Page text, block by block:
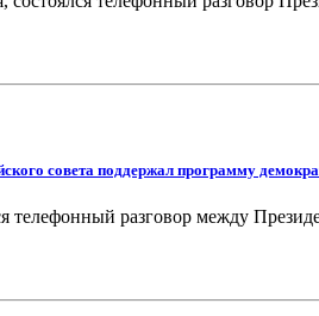
совета поддержал программу
телефонный разговор между